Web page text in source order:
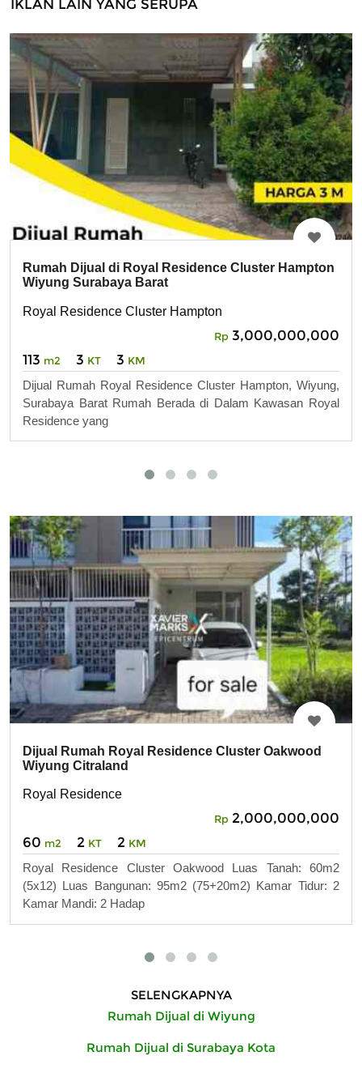
IKLAN LAIN YANG SERUPA
Rumah Dijual di Royal Residence Cluster Hampton
Wiyung Surabaya Barat
Royal Residence Cluster Hampton
Rp 3,000,000,000
113 m2 3 KT 3 KM
Dijual Rumah Royal Residence Cluster Hampton, Wiyung,
Surabaya Barat Rumah Berada di Dalam Kawasan Royal
Residence yang
Dijual Rumah Royal Residence Cluster Oakwood
Wiyung Citraland
Royal Residence
Rp 2,000,000,000
60 m2 2 KT 2 KM
Royal Residence Cluster Oakwood Luas Tanah: 60m2
(5x12) Luas Bangunan: 95m2 (75+20m2) Kamar Tidur: 2
Kamar Mandi: 2 Hadap
SELENGKAPNYA
Rumah Dijual di Wiyung
Rumah Dijual di Surabaya Kota